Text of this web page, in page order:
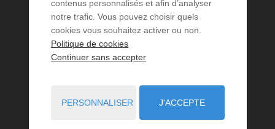
chambres 1sdb 134m² de surface
2 037,31 €prix / m²
Une maison de 134 m2 habitables en parfait état
idéalement située à Poitiers dans le quartier très
recherché des Rocs, secteur calme et résidentiel à
273 000 €
contenus personnalisés et afin d’analyser
notre trafic. Vous pouvez choisir quels
cookies vous souhaitez activer ou non.
Politique de cookies
Continuer sans accepter
PERSONNALISER J'ACCEPTE